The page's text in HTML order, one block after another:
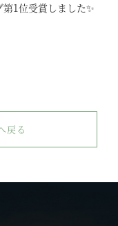
1位受賞しました✨
戻る